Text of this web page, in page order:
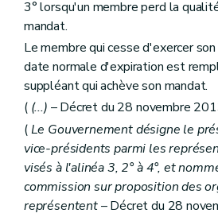
3° lorsqu'un membre perd la
mandat.
Le membre qui cesse d'exercer
date normale d'expiration est
suppléant qui achève son mandat.
( (...) – Décret du 28 novembre
(Le Gouvernement désigne le
vice-présidents parmi les
visés à l'alinéa 3, 2° à 4°, et
commission sur proposition des
représentent– Décret du 28